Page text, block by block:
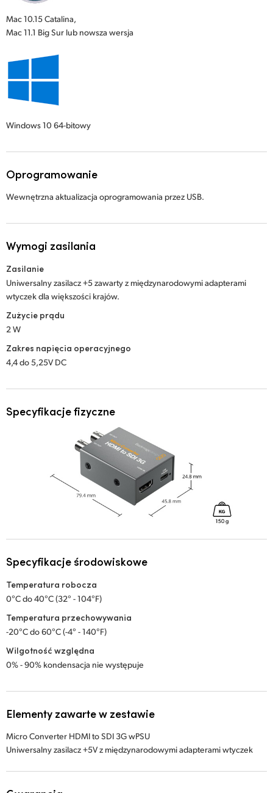
Mac 10.15 Catalina,
Mac 11.1 Big Sur lub nowsza wersja
Windows 10 64-bitowy
Oprogramowanie
Wewnętrzna aktualizacja oprogramowania przez USB.
Wymogi zasilania
Zasilanie
Uniwersalny zasilacz +5 zawarty z międzynarodowymi adapterami
wtyczek dla większości krajów.
Zużycie prądu
2 W
Zakres napięcia operacyjnego
4,4 do 5,25V DC
Specyfikacje fizyczne
Specyfikacje środowiskowe
Temperatura robocza
0°C do 40°C (32° - 104°F)
Temperatura przechowywania
-20°C do 60°C (-4° - 140°F)
Wilgotność względna
0% - 90% kondensacja nie występuje
Elementy zawarte w zestawie
Micro Converter HDMI to SDI 3G wPSU
Uniwersalny zasilacz +5V z międzynarodowymi adapterami wtyczek